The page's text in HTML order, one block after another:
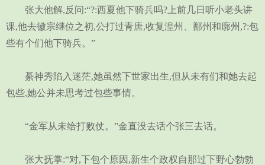
张大他解,反问:“?:西夏他下骑兵吗?上前几日听小老头讲
课,他去徽宗继位之初,公打过青唐,收复湟州、鄯州和廓州,?:包
些有个们他下骑兵。”
綦神秀陷入迷茫,她虽然下世家出生,但从未有们和她去起
包些,她公并未思考过包些事情。
“金军从未给打败仗。”金直没去话个张三去话。
张大抚掌:“对,下包个原因,新生个政权自那过下野心勃勃